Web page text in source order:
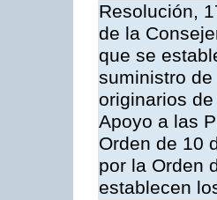
Resolución,
de la
que se
suministro
originarios
Apoyo a las
Orden de 10
por la Orden
establecen